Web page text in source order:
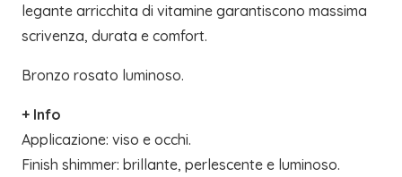
legante arricchita di vitamine garantiscono massima
scrivenza, durata e comfort.
Bronzo rosato luminoso.
+ Info
Applicazione: viso e occhi.
Finish shimmer: brillante, perlescente e luminoso.